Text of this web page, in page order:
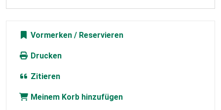
Vormerken
Drucken
Zitieren
Meinem Korb hinzufügen